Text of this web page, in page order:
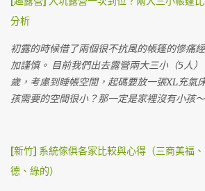
送的。 半夜睡覺，直接聽海浪與雨聲度過，
的大聲（可能是因為下雨？） 第二天早晨雨
嬌，硬是在帳篷晃啊晃不走，最後被我們抱
第一排 💞 雖然天氣陰陰的，但是海景還是很
邊，所以可以看到很多人走來走去。 營位前
雨停天...
每個獨立湯屋營位都有雨遮，帳比較小的話
阿提卡帳要橫的搭才搭得下 搭起來的感覺還
下，地上都有棧板 白天可以把沙發放在外面
甲溪的溪流聲。 視野優美的獨立湯屋營位 這
其實很划算，與飯店不同的是我們真的是整
覺的時間在營位，白天看溪流，晚上泡湯看星
蠻多間，用起來也很乾淨。 蹲式馬桶 淋浴間
如果太多帳會來不及燒，建議來這邊的可以盡
免晚上沒水洗澡（有些人會因為這樣給負評）
分析
初露的時候借了兩個很不抗風的帳篷的慘痛
加謹慎。 目前我們出去露營兩大三小（5人
歲，考慮到睡帳空間，起碼要放一張XL充氣
孩需要的空間很小？那一定是家裡沒有小孩
們一定要買放得下XL的帳篷。（不然我覺得
在考慮睡帳跟客廳分開買還是一起，有幾個考
[新竹] 系統傢俱各家比較與心得（三商美福
德、綠的）